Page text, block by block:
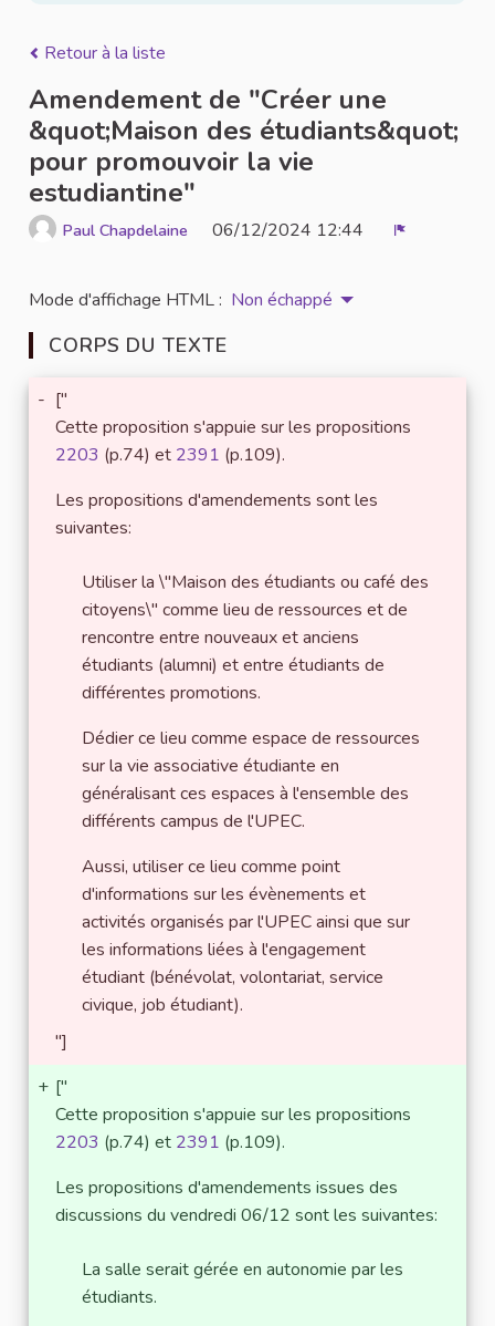
Retour à la liste
Amendement de "Créer une
&quot;Maison des étudiants&quot;
pour promouvoir la vie
estudiantine"
Paul Chapdelaine 06/12/2024 12:44
Mode d'affichage HTML : Non échappé
CORPS DU TEXTE
- ["
Cette proposition s'appuie sur les propositions
2203 (p.74) et 2391 (p.109).
Les propositions d'amendements sont les
suivantes:
Utiliser la \"Maison des étudiants ou café des
citoyens\" comme lieu de ressources et de
rencontre entre nouveaux et anciens
étudiants (alumni) et entre étudiants de
différentes promotions.
Dédier ce lieu comme espace de ressources
sur la vie associative étudiante en
généralisant ces espaces à l'ensemble des
différents campus de l'UPEC.
Aussi, utiliser ce lieu comme point
d'informations sur les évènements et
activités organisés par l'UPEC ainsi que sur
les informations liées à l'engagement
étudiant (bénévolat, volontariat, service
civique, job étudiant).
"]
+ ["
Cette proposition s'appuie sur les propositions
2203 (p.74) et 2391 (p.109).
Les propositions d'amendements issues des
discussions du vendredi 06/12 sont les suivantes:
La salle serait gérée en autonomie par les
étudiants.